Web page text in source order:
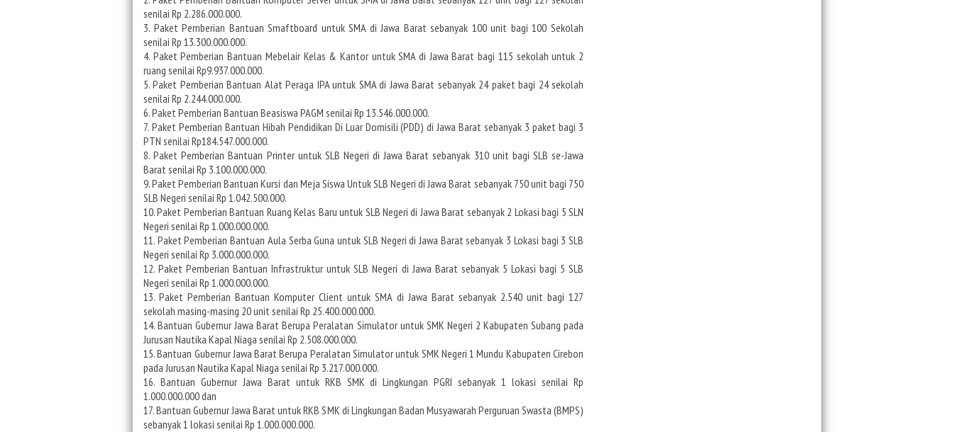
senilai Rp 2.286.000.000.
3. Paket Pemberian Bantuan Smaftboard untuk SMA di Jawa Barat sebanyak 100 unit bagi 100 Sekolah
senilai Rp 13.300.000.000.
4. Paket Pemberian Bantuan Mebelair Kelas & Kantor untuk SMA di Jawa Barat bagi 115 sekolah untuk 2
ruang senilai Rp9.937.000.000.
5. Paket Pemberian Bantuan Alat Peraga IPA untuk SMA di Jawa Barat sebanyak 24 paket bagi 24 sekolah
senilai Rp 2.244.000.000.
6. Paket Pemberian Bantuan Beasiswa PAGM senilai Rp 13.546.000.000.
7. Paket Pemberian Bantuan Hibah Pendidikan Di Luar Domisili (PDD) di Jawa Barat sebanyak 3 paket bagi 3
PTN senilai Rp184.547.000.000.
8. Paket Pemberian Bantuan Printer untuk SLB Negeri di Jawa Barat sebanyak 310 unit bagi SLB se-Jawa
Barat senilai Rp 3.100.000.000.
9. Paket Pemberian Bantuan Kursi dan Meja Siswa Untuk SLB Negeri di Jawa Barat sebanyak 750 unit bagi 750
SLB Negeri senilai Rp 1.042.500.000.
10. Paket Pemberian Bantuan Ruang Kelas Baru untuk SLB Negeri di Jawa Barat sebanyak 2 Lokasi bagi 5 SLN
Negeri senilai Rp 1.000.000.000.
11. Paket Pemberian Bantuan Aula Serba Guna untuk SLB Negeri di Jawa Barat sebanyak 3 Lokasi bagi 3 SLB
Negeri senilai Rp 3.000.000.000.
12. Paket Pemberian Bantuan Infrastruktur untuk SLB Negeri di Jawa Barat sebanyak 5 Lokasi bagi 5 SLB
Negeri senilai Rp 1.000.000.000.
13. Paket Pemberian Bantuan Komputer Client untuk SMA di Jawa Barat sebanyak 2.540 unit bagi 127
sekolah masing-masing 20 unit senilai Rp 25.400.000.000.
14. Bantuan Gubernur Jawa Barat Berupa Peralatan Simulator untuk SMK Negeri 2 Kabupaten Subang pada
Jurusan Nautika Kapal Niaga senilai Rp 2.508.000.000.
15. Bantuan Gubernur Jawa Barat Berupa Peralatan Simulator untuk SMK Negeri 1 Mundu Kabupaten Cirebon
pada Jurusan Nautika Kapal Niaga senilai Rp 3.217.000.000.
16. Bantuan Gubernur Jawa Barat untuk RKB SMK di Lingkungan PGRI sebanyak 1 lokasi senilai Rp
1.000.000.000 dan
17. Bantuan Gubernur Jawa Barat untuk RKB SMK di Lingkungan Badan Musyawarah Perguruan Swasta (BMPS)
sebanyak 1 lokasi senilai Rp 1.000.000.000.